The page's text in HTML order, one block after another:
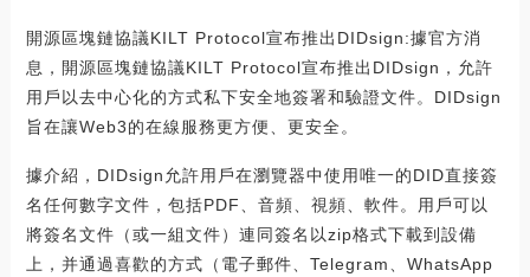
開源區塊鏈協議KILT Protocol宣布推出DIDsign:據官方消
息，開源區塊鏈協議KILT Protocol宣布推出DIDsign，允許
用戶以去中心化的方式私下安全地簽署和驗證文件。DIDsign
旨在讓Web3的在線服務更方便、更安全。
據介紹，DIDsign允許用戶在瀏覽器中使用唯一的DID直接簽
名任何數字文件，包括PDF、音頻、視頻、軟件。用戶可以
將簽名文件（或一組文件）連同簽名以zip格式下載到設備
上，并通過喜歡的方式（電子郵件、Telegram、WhatsApp